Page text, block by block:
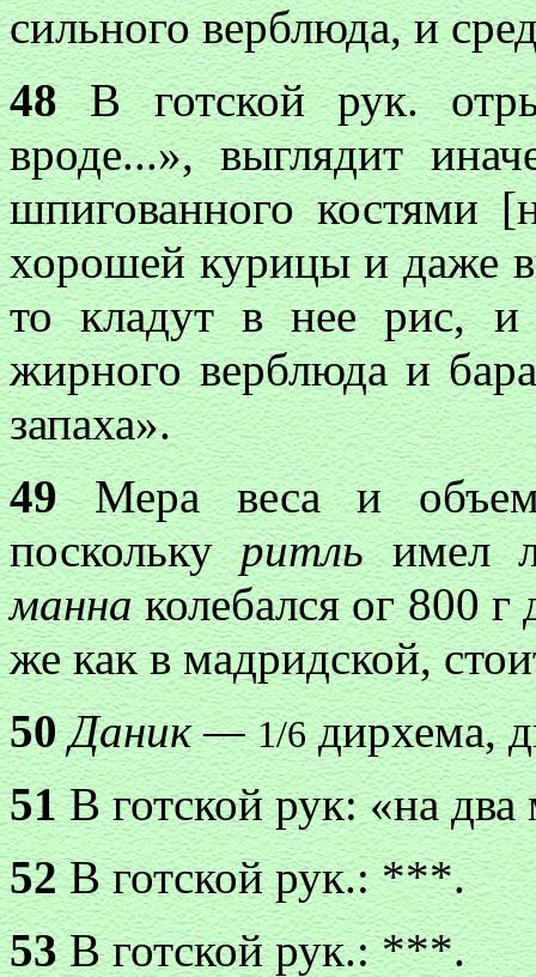
сильного верблюда, и
48В готской рук.
вроде...», выглядит
шпигованного костями
хорошей курицы и даже
то кладут в нее рис, и
жирного верблюда и
запаха».
49Мера веса и
посколькуритльимел
маннаколебался ог 800
же как в мадридской,
50 Даник — 1/6дирхема,
51В готской рук: «на два
52В готской рук.: ***.
53В готской рук.: ***.